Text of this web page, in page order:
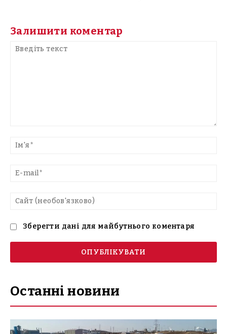
Залишити коментар
текст
Зберегти дані для майбутнього коментаря
Останні новини